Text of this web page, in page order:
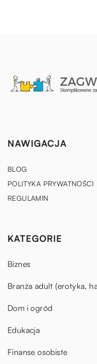
NAWIGACJA
BLOG
POLITYKA PRYWATNOŚCI
REGULAMIN
KATEGORIE
Biznes
Branża adult (erotyka,
Dom i ogród
Edukacja
Finanse osobiste